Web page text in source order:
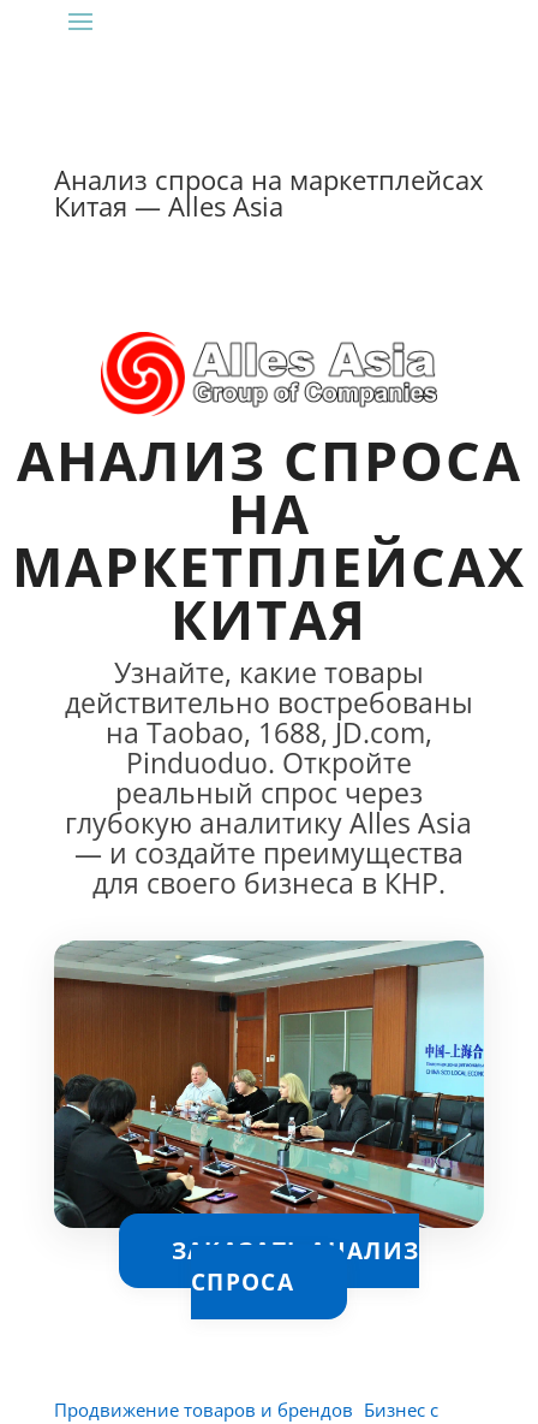
Анализ спроса на маркетплейсах
Китая — Alles Asia
АНАЛИЗ СПРОСА
НА
МАРКЕТПЛЕЙСАХ
КИТАЯ
Узнайте, какие товары
действительно востребованы
на Taobao, 1688, JD.com,
Pinduoduo. Откройте
реальный спрос через
глубокую аналитику Alles Asia
— и создайте преимущества
для своего бизнеса в КНР.
ЗАКАЗАТЬ АНАЛИЗ
СПРОСА
Продвижение товаров и брендов Бизнес с